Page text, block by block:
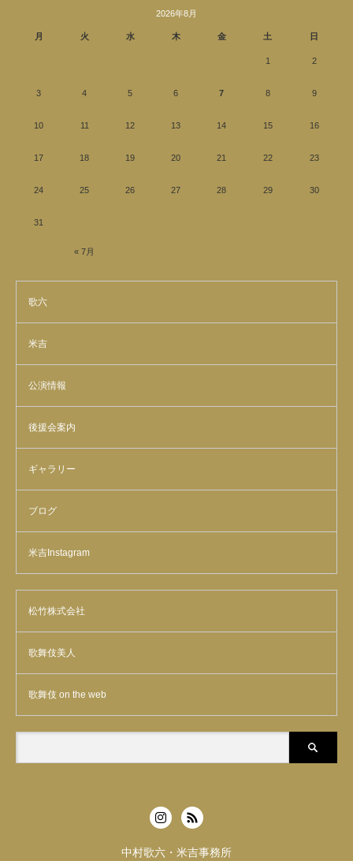
2026年8月
月 火 水 木 金 土 日
« 7月
1 2
3 4 5 6 7 8 9
10 11 12 13 14 15 16
17 18 19 20 21 22 23
24 25 26 27 28 29 30
31
歌六
米吉
公演情報
後援会案内
ギャラリー
ブログ
米吉Instagram
松竹株式会社
歌舞伎美人
歌舞伎 on the web
中村歌六・米吉事務所